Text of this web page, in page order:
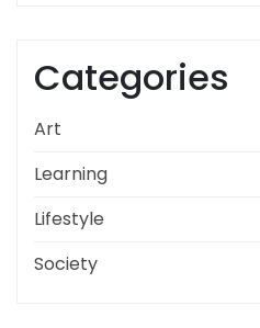
Categories
Art
Learning
Lifestyle
Society